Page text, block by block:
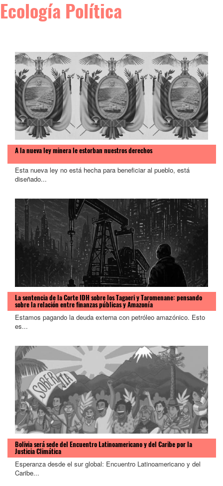
Ecología Política
A la nueva ley minera le estorban nuestros derechos
Esta nueva ley no está hecha para beneficiar al pueblo, está
diseñado...
La sentencia de la Corte IDH sobre los Tagaeri y Taromenane: pensando
sobre la relación entre finanzas públicas y Amazonía
Estamos pagando la deuda externa con petróleo amazónico. Esto
es...
Bolivia será sede del Encuentro Latinoamericano y del Caribe por la
Justicia Climática
Esperanza desde el sur global: Encuentro Latinoamericano y del
Caribe...